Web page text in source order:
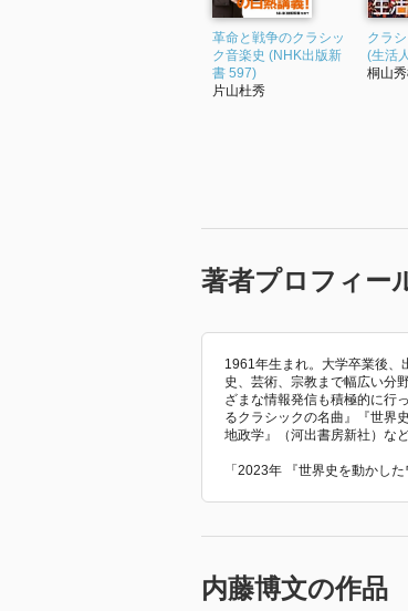
革命と戦争のクラシッ
ク音楽史 (NHK出版新
書 597)
片山杜秀
クラ
(生活
桐山
著者プロフィー
1961年生まれ。大学卒業後、
史、芸術、宗教まで幅広い分
ざまな情報発信も積極的に行
るクラシックの名曲』『世界
地政学』（河出書房新社）など
「2023年 『世界史を動かし
内藤博文の作品